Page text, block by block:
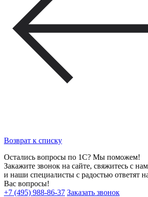
Возврат к списку
Остались вопросы по 1С? Мы поможем!
Закажите звонок на сайте, свяжитесь с
и наши специалисты с радостью ответят
Вас вопросы!
+7 (495) 988-86-37 Заказать звонок